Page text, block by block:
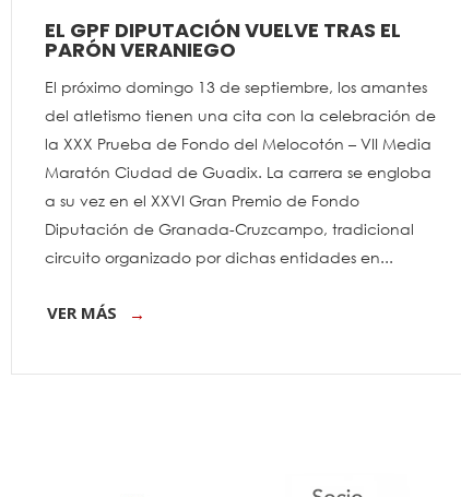
EL GPF DIPUTACIÓN VUELVE TRAS EL
PARÓN VERANIEGO
El próximo domingo 13 de septiembre, los amantes
del atletismo tienen una cita con la celebración de
la XXX Prueba de Fondo del Melocotón – VII Media
Maratón Ciudad de Guadix. La carrera se engloba
a su vez en el XXVI Gran Premio de Fondo
Diputación de Granada-Cruzcampo, tradicional
circuito organizado por dichas entidades en...
VER MÁS